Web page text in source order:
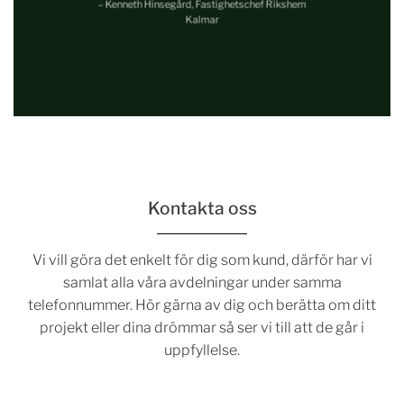
– Kenneth Hinsegård, Fastighetschef Rikshem
Kalmar
Kontakta oss
Vi vill göra det enkelt för dig som kund, därför har vi
samlat alla våra avdelningar under samma
telefonnummer. Hör gärna av dig och berätta om ditt
projekt eller dina drömmar så ser vi till att de går i
uppfyllelse.